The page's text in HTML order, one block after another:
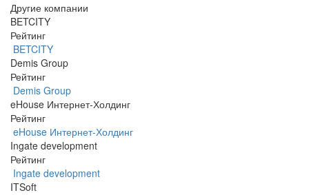
Другие компании
BETCITY
Рейтинг
BETCITY
Demis Group
Рейтинг
Demis Group
eHouse Интернет-Холдинг
Рейтинг
eHouse Интернет-Холдинг
Ingate development
Рейтинг
Ingate development
ITSoft